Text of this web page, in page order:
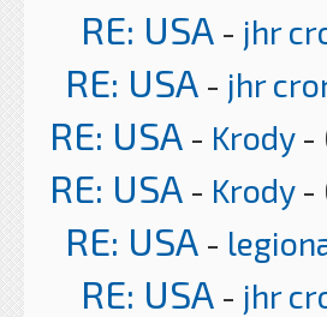
RE: USA - jhr
RE: USA - jhr
RE: USA - Krody-
RE: USA - Krody-
RE: USA -
RE: USA - jhr